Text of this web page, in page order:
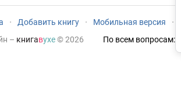
· Добавить книгу · Мобильная версия ·
– книгавухе© 2026 По всем вопросам: